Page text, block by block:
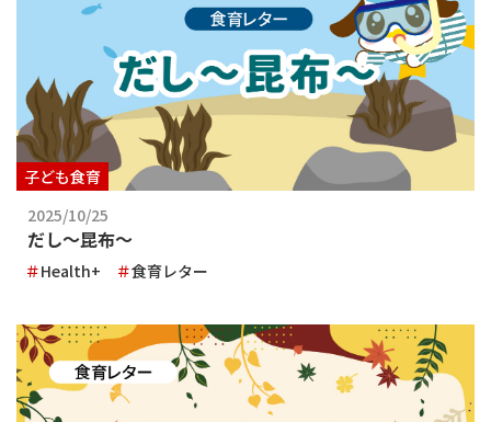
2025/10/25
だし～昆布～
Health+ 食育レター
子ども食育